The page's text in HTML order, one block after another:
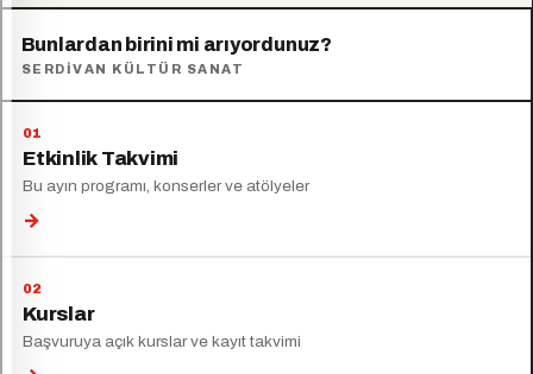
Bunlardan birini mi arıyordunuz?
SERDIVAN KÜLTÜR SANAT
Etkinlik Takvimi
Bu ayın programı, konserler ve atölyeler
→
Kurslar
Başvuruya açık kurslar ve kayıt takvimi